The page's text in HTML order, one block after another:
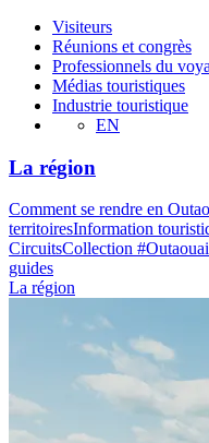
Visiteurs
Réunions et congrès
Professionnels du
Médias touristiques
Industrie touristique
EN
La région
Comment se rendre en
territoiresInformation
CircuitsCollection
guides
La région